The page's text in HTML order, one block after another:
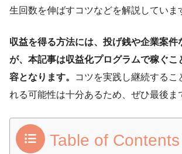
生回数を伸ばすコツなどを解説していま
収益を得る方法には、投げ銭や企業案件
が、本記事は収益化プログラムで稼ぐこ
容となります。
コツを実践し継続するこ
れる可能性は十分あるため、ぜひ最後ま
Table of Contents